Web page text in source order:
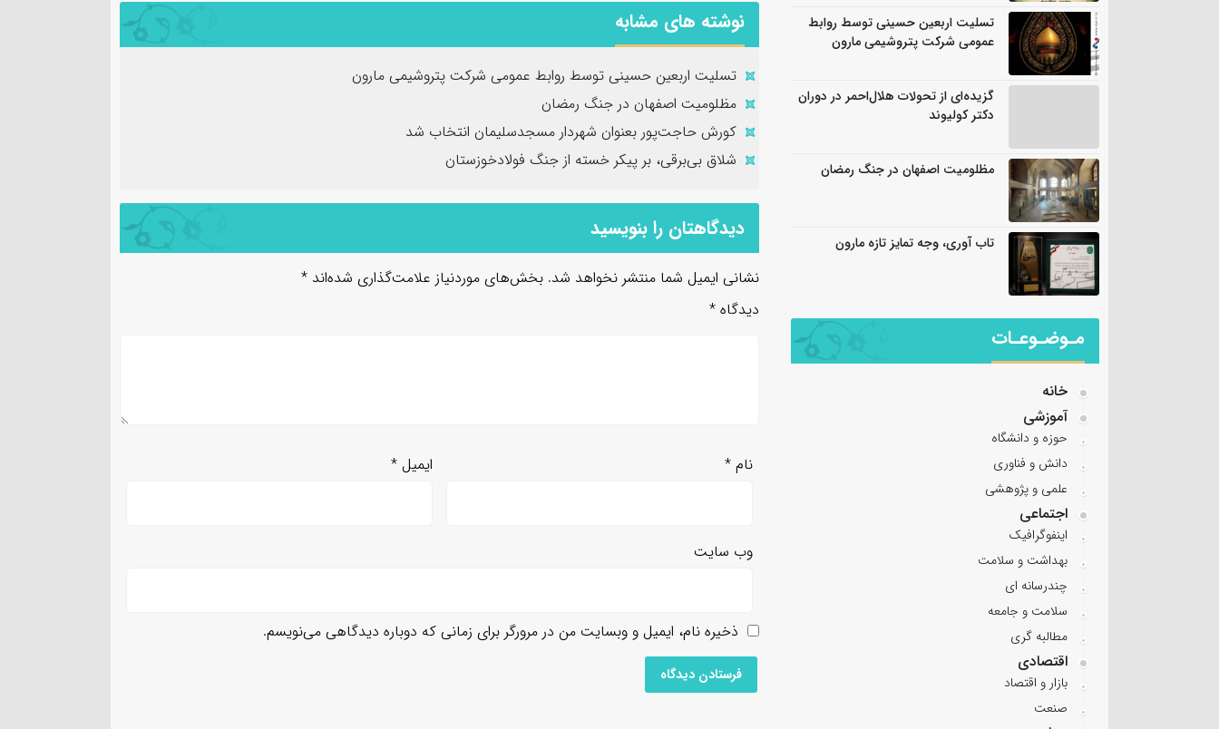
نوشته های مشابه
تسلیت اربعین حسینی توسط روابط عمومی شرکت پتروشیمی مارون
مظلومیت اصفهان در جنگ رمضان
کورش حاجت‌پور بعنوان شهردار مسجدسلیمان انتخاب شد
شلاق‌ بی‌برقی، بر پیکر خسته‌ از جنگ فولادخوزستان
دیدگاهتان را بنویسید
نشانی ایمیل شما منتشر نخواهد شد. بخش‌های موردنیاز علامت‌گذاری شده‌اند *
دیدگاه *
نام* ایمیل *
وب‌ سایت
ذخیره نام، ایمیل و وبسایت من در مرورگر برای زمانی که دوباره دیدگاهی می‌نویسم.
تسلیت اربعین حسینی توسط روابط
عمومی شرکت پتروشیمی مارون
گزیده‌ای از تحولات هلال‌احمر در دوران
دکتر کولیوند
مظلومیت اصفهان در جنگ رمضان
تاب آوری، وجه تمایز تازه مارون
مـوضـوعـات
خانه
آموزشی
حوزه و دانشگاه
دانش و فناوری
علمی و پژوهشی
اجتماعی
اینفوگرافیک
بهداشت و سلامت
چندرسانه ای
سلامت و جامعه
مطالبه گری
اقتصادی
بازار و اقتصاد
صنعت